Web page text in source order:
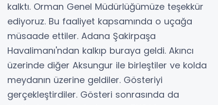
kalktı. Orman Genel Müdürlüğümüze teşekkür
ediyoruz. Bu faaliyet kapsamında o uçağa
müsaade ettiler. Adana Şakirpaşa
Havalimanı'ndan kalkıp buraya geldi. Akıncı
üzerinde diğer Aksungur ile birleştiler ve kolda
meydanın üzerine geldiler. Gösteriyi
gerçekleştirdiler. Gösteri sonrasında da